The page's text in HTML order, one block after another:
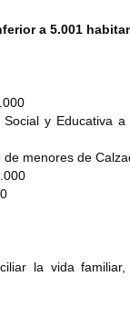
a 5.001
y Educativa
menores de
la vida